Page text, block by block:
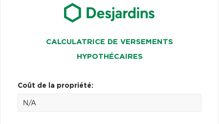
CALCULATRICE DE VERSEMENTS
HYPOTHÉCAIRES
Coût de la propriété: